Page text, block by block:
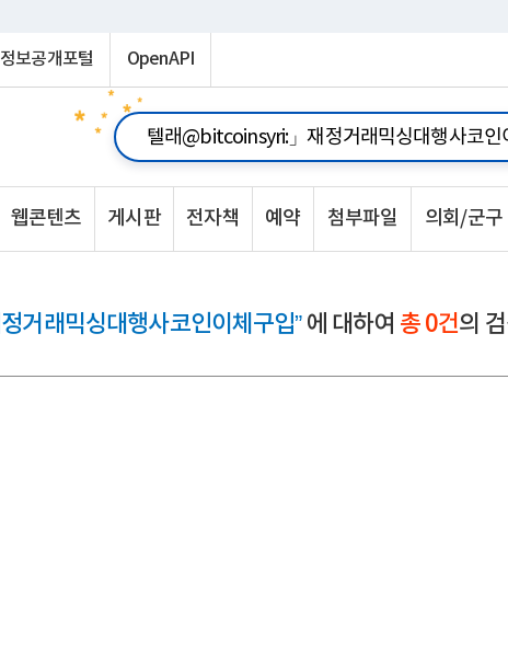
정보공개포털 OpenAPI
웹콘텐츠 게시판 전자책 예약 첨부파일 의회/군구
래믹싱대행사코인이체구입”에 대하여 총 0건의